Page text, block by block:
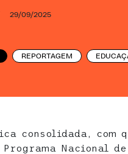
29/09/2025
REPORTAGEM
consolidada, com
Nacional de